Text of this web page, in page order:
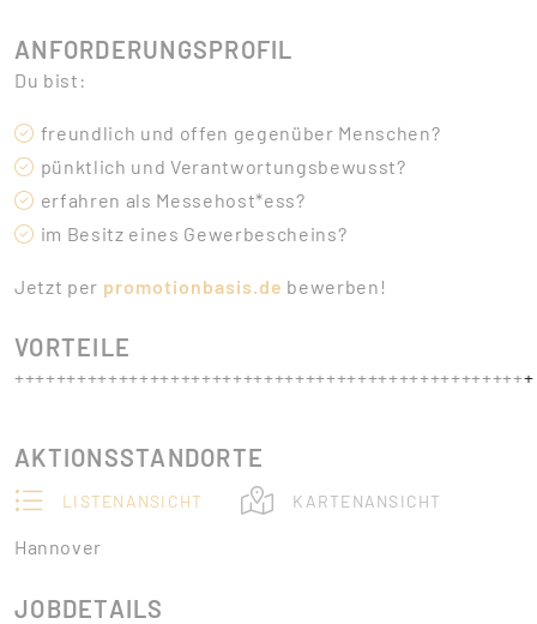
ANFORDERUNGSPROFIL
Du bist:
freundlich und offen gegenüber Menschen?
pünktlich und Verantwortungsbewusst?
erfahren als Messehost*ess?
im Besitz eines Gewerbescheins?
Jetzt per promotionbasis.de bewerben!
VORTEILE
++++++++++++++++++++++++++++++++++++++++++++++++++
AKTIONSSTANDORTE
LISTENANSICHT KARTENANSICHT
Hannover
JOBDETAILS